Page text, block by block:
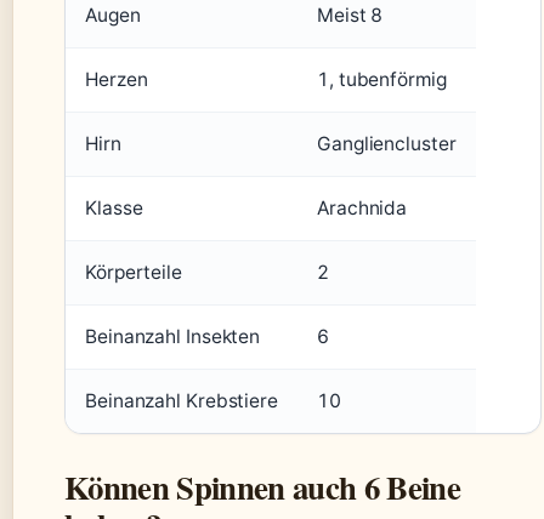
Augen Meist 8
Herzen 1, tubenförmig
Hirn Gangliencluster
Klasse Arachnida
Körperteile 2
Beinanzahl Insekten 6
Beinanzahl Krebstiere 10
Können Spinnen auch 6 Beine